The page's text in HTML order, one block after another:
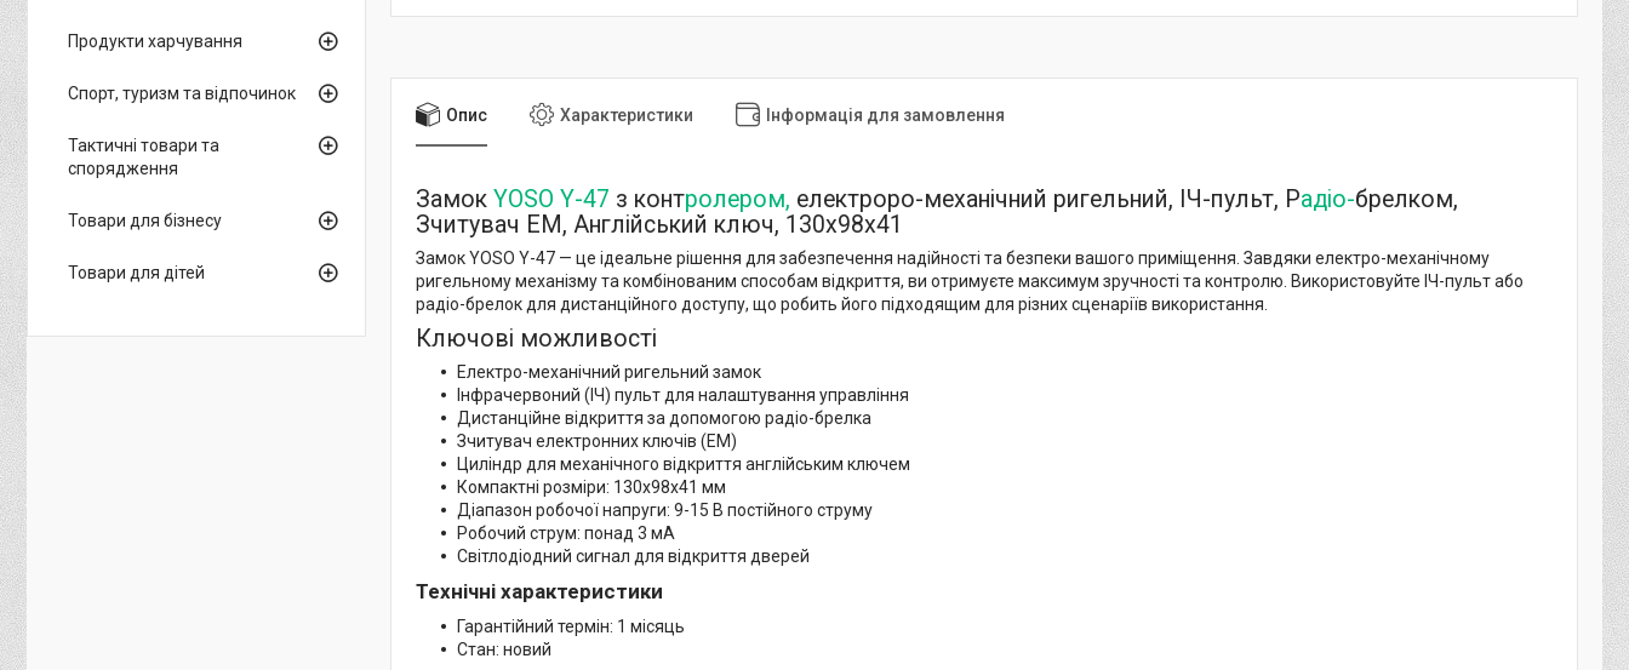
Опис Характеристики Інформація для замовлення
Замок YOSO Y-47 з контролером, електроро-механічний ригельний, ІЧ-пульт, Радіо-брелком,
Зчитувач ЕМ, Англійський ключ, 130x98x41
Замок YOSO Y-47 — це ідеальне рішення для забезпечення надійності та безпеки вашого приміщення. Завдяки електро-механічному
ригельному механізму та комбінованим способам відкриття, ви отримуєте максимум зручності та контролю. Використовуйте ІЧ-пульт або
радіо-брелок для дистанційного доступу, що робить його підходящим для різних сценаріїв використання.
Ключові можливості
Електро-механічний ригельний замок
Інфрачервоний (ІЧ) пульт для налаштування управління
Дистанційне відкриття за допомогою радіо-брелка
Зчитувач електронних ключів (ЕМ)
Циліндр для механічного відкриття англійським ключем
Компактні розміри: 130x98x41 мм
Діапазон робочої напруги: 9-15 В постійного струму
Робочий струм: понад 3 мА
Світлодіодний сигнал для відкриття дверей
Технічні характеристики
Гарантійний термін: 1 місяць
Стан: новий
Продукти харчування
Спорт, туризм та відпочинок
Тактичні товари та
спорядження
Товари для бізнесу
Товари для дітей